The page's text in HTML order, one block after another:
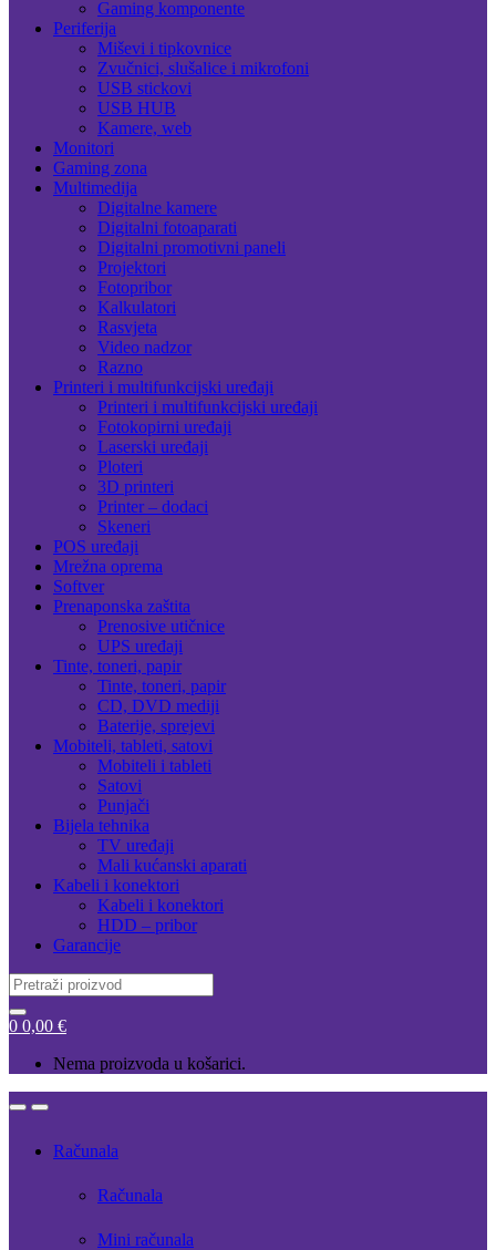
Gaming komponente
Periferija
Miševi i tipkovnice
Zvučnici, slušalice i mikrofoni
USB stickovi
USB HUB
Kamere, web
Monitori
Gaming zona
Multimedija
Digitalne kamere
Digitalni fotoaparati
Digitalni promotivni paneli
Projektori
Fotopribor
Kalkulatori
Rasvjeta
Video nadzor
Razno
Printeri i multifunkcijski uređaji
Printeri i multifunkcijski uređaji
Fotokopirni uređaji
Laserski uređaji
Ploteri
3D printeri
Printer – dodaci
Skeneri
POS uređaji
Mrežna oprema
Softver
Prenaponska zaštita
Prenosive utičnice
UPS uređaji
Tinte, toneri, papir
Tinte, toneri, papir
CD, DVD mediji
Baterije, sprejevi
Mobiteli, tableti, satovi
Mobiteli i tableti
Satovi
Punjači
Bijela tehnika
TV uređaji
Mali kućanski aparati
Kabeli i konektori
Kabeli i konektori
HDD – pribor
Garancije
Search
for:
0 0,00 €
Nema proizvoda u košarici.
OpenClose
Računala
Računala
Mini računala